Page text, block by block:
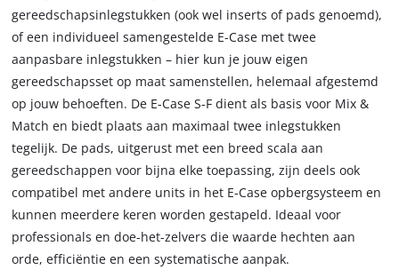
gereedschapsinlegstukken (ook wel inserts of pads genoemd),
of een individueel samengestelde E-Case met twee
aanpasbare inlegstukken – hier kun je jouw eigen
gereedschapsset op maat samenstellen, helemaal afgestemd
op jouw behoeften. De E-Case S-F dient als basis voor Mix &
Match en biedt plaats aan maximaal twee inlegstukken
tegelijk. De pads, uitgerust met een breed scala aan
gereedschappen voor bijna elke toepassing, zijn deels ook
compatibel met andere units in het E-Case opbergsysteem en
kunnen meerdere keren worden gestapeld. Ideaal voor
professionals en doe-het-zelvers die waarde hechten aan
orde, efficiëntie en een systematische aanpak.